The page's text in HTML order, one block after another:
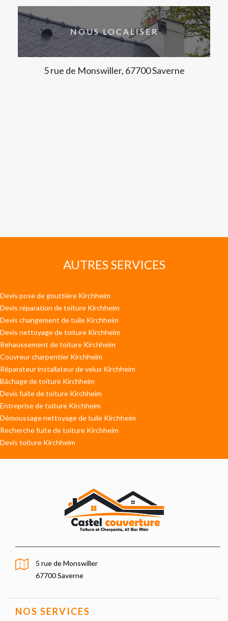
NOUS LOCALISER
5 rue de Monswiller, 67700 Saverne
AUTRES SERVICES
Devis pose de gouttière Kirchheim
Devis réparation de toiture Kirchheim
Devis changement de tuile Kirchheim
Devis nettoyage de toiture Kirchheim
Rehaussement de toiture Kirchheim
Couvreur charpentier Kirchheim
Réparateur installateur de velux Kirchheim
Bâchage de toiture Kirchheim
Devis fuite de toiture Kirchheim
Entreprise de toiture Kirchheim
Démoussage nettoyage de tuile Kirchheim
Recherche fuite de toiture Kirchheim
Devis toiture Kirchheim
5 rue de Monswiller
67700 Saverne
NOS SERVICES